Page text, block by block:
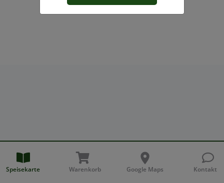
Speisekarte Warenkorb
place
Google Maps Kontakt